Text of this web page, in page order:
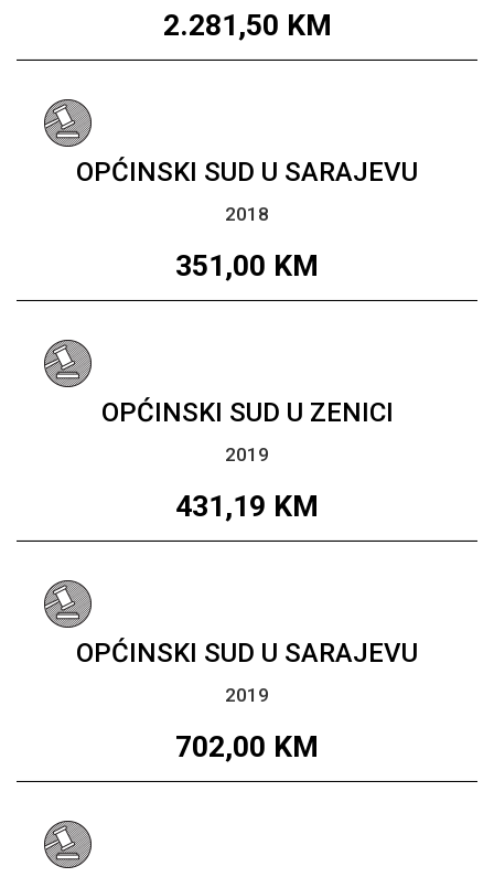
2.281,50 KM
OPĆINSKI SUD U SARAJEVU
2018
351,00 KM
OPĆINSKI SUD U ZENICI
2019
431,19 KM
OPĆINSKI SUD U SARAJEVU
2019
702,00 KM